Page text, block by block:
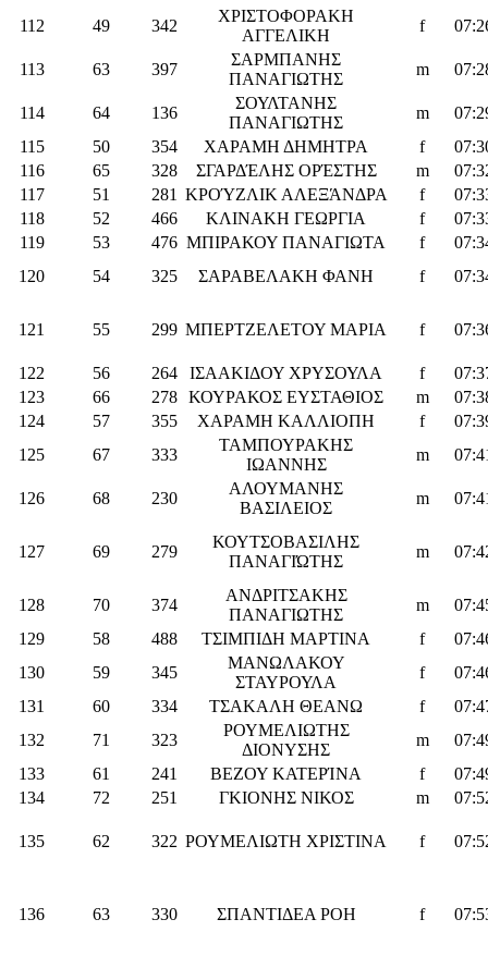
112 49 342
ΧΡΙΣΤΟΦΟΡΑΚΗ
ΑΓΓΕΛΙΚΗ
f
113 63 397
ΣΑΡΜΠΑΝΗΣ
ΠΑΝΑΓΙΩΤΗΣ
m
114 64 136
ΣΟΥΛΤΑΝΗΣ
ΠΑΝΑΓΙΩΤΗΣ
m
115
50 354 ΧΑΡΑΜΗ ΔΗΜΗΤΡΑ f
116
65 328 ΣΓΑΡΔΈΛΗΣ ΟΡΈΣΤΗΣ m
117
51 281 ΚΡΟΎΖΛΙΚ ΑΛΕΞΆΝΔΡΑ f
118
52 466 ΚΛΙΝΑΚΗ ΓΕΩΡΓΙΑ f
119
53 476 ΜΠΙΡΑΚΟΥ ΠΑΝΑΓΙΩΤΑ f
120
54 325 ΣΑΡΑΒΕΛΑΚΗ ΦΑΝΗ f
121 55 299 ΜΠΕΡΤΖΕΛΕΤΟΥ ΜΑΡΙΑ f
122 56 264 ΙΣΑΑΚΙΔΟΥ ΧΡΥΣΟΥΛΑ f
123
66 278 ΚΟΥΡΑΚΟΣ ΕΥΣΤΑΘΙΟΣ m
124
57 355 ΧΑΡΑΜΗ ΚΑΛΛΙΟΠΗ f
125
67 333
ΤΑΜΠΟΥΡΑΚΗΣ
ΙΩΑΝΝΗΣ
m
126 68 230
ΑΛΟΥΜΑΝΗΣ
ΒΑΣΙΛΕΙΟΣ
m
127 69 279
ΚΟΥΤΣΟΒΑΣΙΛΗΣ
ΠΑΝΑΓΙΏΤΗΣ
m
128 70 374
ΑΝΔΡΙΤΣΑΚΗΣ
ΠΑΝΑΓΙΩΤΗΣ
m
129
58 488 ΤΣΙΜΠΙΔΗ ΜΑΡΤΙΝΑ f
130
59 345
ΜΑΝΩΛΑΚΟΥ
ΣΤΑΥΡΟΥΛΑ
f
131
60 334 ΤΣΑΚΑΛΗ ΘΕΑΝΩ f
132
71 323
ΡΟΥΜΕΛΙΩΤΗΣ
ΔΙΟΝΥΣΗΣ
m
133
61 241 ΒΕΖΟΥ ΚΑΤΕΡΊΝΑ f
134
72 251 ΓΚΙΟΝΗΣ ΝΙΚΟΣ m
135 62 322 ΡΟΥΜΕΛΙΩΤΗ ΧΡΙΣΤΙΝΑ f
136 63 330 ΣΠΑΝΤΙΔΕΑ ΡΟΗ f